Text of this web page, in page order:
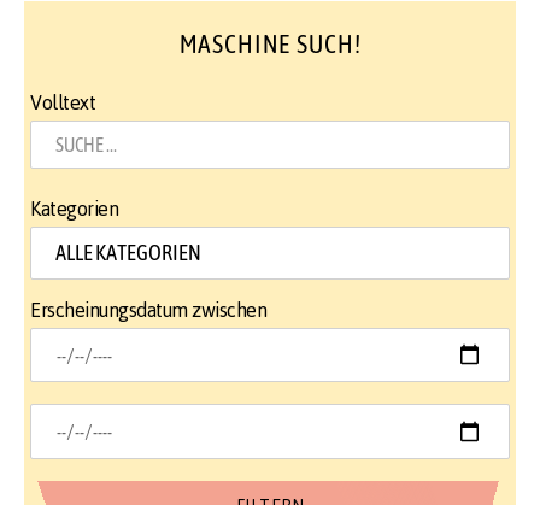
MASCHINE SUCH!
Volltext
Kategorien
Erscheinungsdatum zwischen